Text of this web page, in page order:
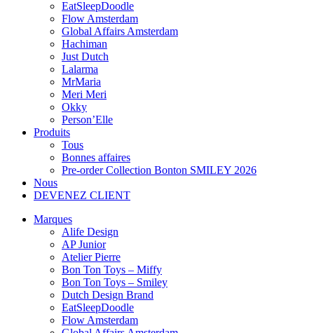
EatSleepDoodle
Flow Amsterdam
Global Affairs Amsterdam
Hachiman
Just Dutch
Lalarma
MrMaria
Meri Meri
Okky
Person’Elle
Produits
Tous
Bonnes affaires
Pre-order Collection Bonton SMILEY 2026
Nous
DEVENEZ CLIENT
Marques
Alife Design
AP Junior
Atelier Pierre
Bon Ton Toys – Miffy
Bon Ton Toys – Smiley
Dutch Design Brand
EatSleepDoodle
Flow Amsterdam